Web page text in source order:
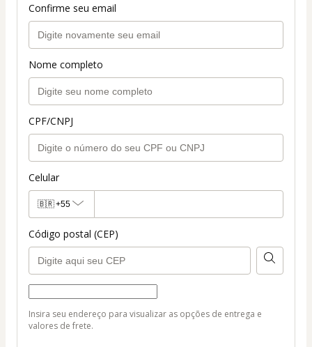
Confirme seu email
Nome completo
CPF/CNPJ
Celular
🇧🇷+55
Código postal (CEP)
Forma
de
Insira seu endereço para visualizar as opções de entrega e
valores de frete.